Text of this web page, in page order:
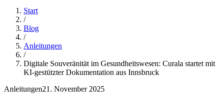
Start
/
Blog
/
Anleitungen
/
Digitale Souveränität im Gesundheitswesen: Curala startet mit
KI-gestützter Dokumentation aus Innsbruck
Anleitungen21. November 2025